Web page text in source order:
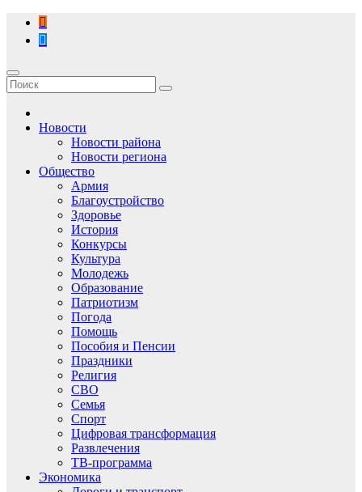
Перейти
содержимому
Новости
Новости района
Новости региона
Общество
Армия
Благоустройство
Здоровье
История
Конкурсы
Культура
Молодежь
Образование
Патриотизм
Погода
Помощь
Пособия и Пенсии
Праздники
Религия
СВО
Семья
Спорт
Цифровая трансформация
Развлечения
ТВ-программа
Экономика